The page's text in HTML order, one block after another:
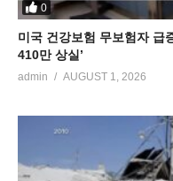
0
미국 건강보험 무보험자 급
410만 상실’
admin AUGUST 1, 2026